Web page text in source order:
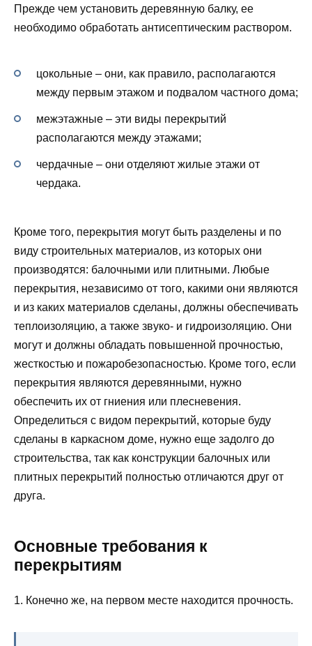
‬Прежде чем установить деревянную балку, ее
необходимо обработать антисептическим раствором.
цокольные – они, как правило, располагаются
между первым этажом и подвалом частного дома;
межэтажные – эти виды перекрытий
располагаются между этажами;
чердачные – они отделяют жилые этажи от
чердака.
Кроме того, перекрытия могут быть разделены и по
виду строительных материалов, из которых они
производятся: балочными или плитными. Любые
перекрытия, независимо от того, какими они являются
и из каких материалов сделаны, должны обеспечивать
теплоизоляцию, а также звуко- и гидроизоляцию. Они
могут и должны обладать повышенной прочностью,
жесткостью и пожаробезопасностью. Кроме того, если
перекрытия являются деревянными, нужно
обеспечить их от гниения или плесневения.
Определиться с видом перекрытий, которые буду
сделаны в каркасном доме, нужно еще задолго до
строительства, так как конструкции балочных или
плитных перекрытий полностью отличаются друг от
друга.
Основные требования к
перекрытиям
1. Конечно же, на первом месте находится прочность.